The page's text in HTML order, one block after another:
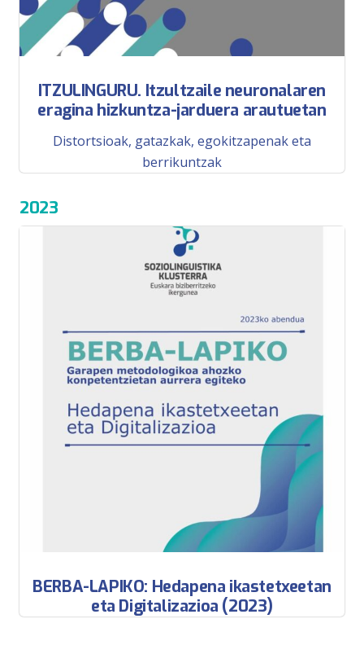
ITZULINGURU. Itzultzaile neuronalaren
eragina hizkuntza-jarduera arautuetan
Distortsioak, gatazkak, egokitzapenak eta
berrikuntzak
2023
BERBA-LAPIKO: Hedapena ikastetxeetan
eta Digitalizazioa (2023)